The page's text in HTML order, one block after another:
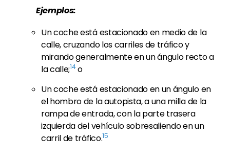
Ejemplos:
Un coche está estacionado en medio de la
calle, cruzando los carriles de tráfico y
mirando generalmente en un ángulo recto a
la calle;14o
Un coche está estacionado en un ángulo en
el hombro de la autopista, a una milla de la
rampa de entrada, con la parte trasera
izquierda del vehículo sobresaliendo en un
carril de tráfico.15